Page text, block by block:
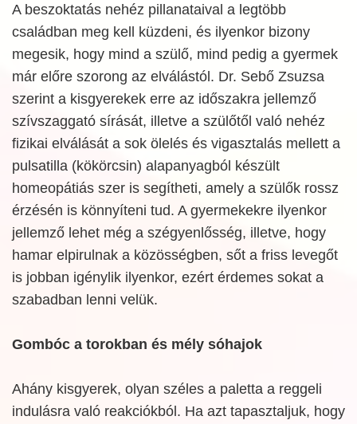
A beszoktatás nehéz pillanataival a legtöbb
családban meg kell küzdeni, és ilyenkor bizony
megesik, hogy mind a szülő, mind pedig a gyermek
már előre szorong az elválástól. Dr. Sebő Zsuzsa
szerint a kisgyerekek erre az időszakra jellemző
szívszaggató sírását, illetve a szülőtől való nehéz
fizikai elválását a sok ölelés és vigasztalás mellett a
pulsatilla (kökörcsin) alapanyagból készült
homeopátiás szer is segítheti, amely a szülők rossz
érzésén is könnyíteni tud. A gyermekekre ilyenkor
jellemző lehet még a szégyenlősség, illetve, hogy
hamar elpirulnak a közösségben, sőt a friss levegőt
is jobban igénylik ilyenkor, ezért érdemes sokat a
szabadban lenni velük.
Gombóc a torokban és mély sóhajok
Ahány kisgyerek, olyan széles a paletta a reggeli
indulásra való reakciókból. Ha azt tapasztaljuk, hogy